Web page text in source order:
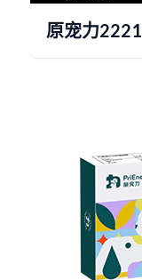
原宠力2221